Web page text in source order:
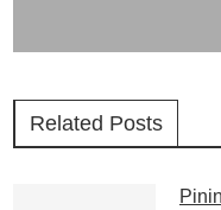
Related Posts